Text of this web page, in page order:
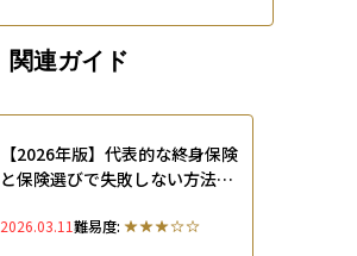
関連ガイド
【2026年版】代表的な終身保険
と保険選びで失敗しない方法を
2026.03.11難易度: